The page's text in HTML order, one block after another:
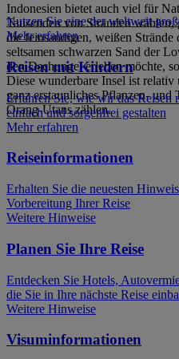
Indonesien bietet auch viel für
Tausenden von Stränden
die feinsandigen, weißen Strände
seltsamen schwarzen Sand der
den Dschungel erleben möchte,
Diese wunderbare Insel ist relativ
ganz erstaunliches Pflanzen-
Orang-Utans zählen.
Nutzen Sie eine der weltweit
Mehr erfahren
Reisen mit Kindern
Erfahren Sie, wie wir das
einfach und sorgenfrei gestalten
Mehr erfahren
Reiseinformationen
Erhalten Sie die neuesten
Vorbereitung Ihrer Reise
Weitere Hinweise
Planen Sie Ihre Reise
Entdecken Sie Hotels,
die Sie in Ihre nächste Reise
Weitere Hinweise
Visuminformationen